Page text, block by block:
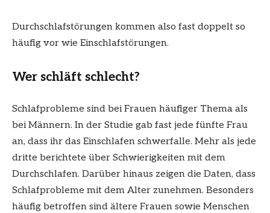
Durchschlafstörungen kommen also fast doppelt so
häufig vor wie Einschlafstörungen.
Wer schläft schlecht?
Schlafprobleme sind bei Frauen häufiger Thema als
bei Männern. In der Studie gab fast jede fünfte Frau
an, dass ihr das Einschlafen schwerfalle. Mehr als jede
dritte berichtete über Schwierigkeiten mit dem
Durchschlafen. Darüber hinaus zeigen die Daten, dass
Schlafprobleme mit dem Alter zunehmen. Besonders
häufig betroffen sind ältere Frauen sowie Menschen